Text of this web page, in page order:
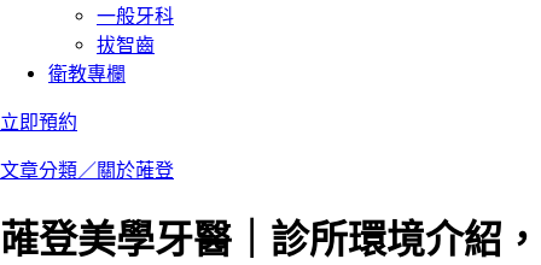
一般牙科
拔智齒
衛教專欄
立即預約
文章分類／關於蓶登
蓶登美學牙醫｜診所環境介紹，